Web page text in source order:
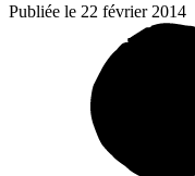
Publiée le 22 février 2014